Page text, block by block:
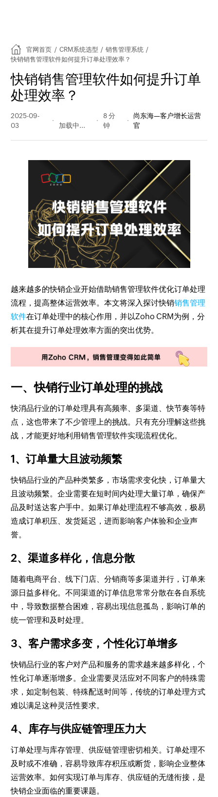
官网首页 / CRM系统选型 / 销售管理系统 /
快销销售管理软件如何提升订单处理效率？
快销销售管理软件如何提升订单
处理效率？
2025-09-
03
量
8 分
钟
尚东海—客户增长运营
官
越来越多的快销企业开始借助销售管理软件优化订单处理
流程，提高整体运营效率。本文将深入探讨快销销售管理
软件在订单处理中的核心作用，并以Zoho CRM为例，分
析其在提升订单处理效率方面的突出优势。
一、快销行业订单处理的挑战
快消品行业的订单处理具有高频率、多渠道、快节奏等特
点，这也带来了不少管理上的挑战。只有充分理解这些挑
战，才能更好地利用销售管理软件实现流程优化。
1、订单量大且波动频繁
快销品行业的产品种类繁多，市场需求变化快，订单量大
且波动频繁。企业需要在短时间内处理大量订单，确保产
品及时送达客户手中。如果订单处理流程不够高效，极易
造成订单积压、发货延迟，进而影响客户体验和企业声
誉。
2、渠道多样化，信息分散
随着电商平台、线下门店、分销商等多渠道并行，订单来
源日益多样化。不同渠道的订单信息常常分散在各自系统
中，导致数据整合困难，容易出现信息孤岛，影响订单的
统一管理和及时处理。
3、客户需求多变，个性化订单增多
快销品行业的客户对产品和服务的需求越来越多样化，个
性化订单逐渐增多。企业需要灵活应对不同客户的特殊需
求，如定制包装、特殊配送时间等，传统的订单处理方式
难以满足这种灵活性要求。
4、库存与供应链管理压力大
订单处理与库存管理、供应链管理密切相关。订单处理不
及时或不准确，容易导致库存积压或断货，影响企业整体
运营效率。如何实现订单与库存、供应链的无缝衔接，是
快销企业面临的重要课题。